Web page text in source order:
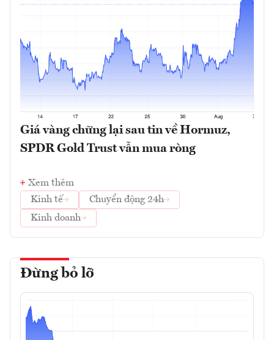
Giá vàng chững lại sau tin về Hormuz,
SPDR Gold Trust vẫn mua ròng
Xem thêm
Kinh tế
Chuyển động 24h
Kinh doanh
Đừng bỏ lỡ